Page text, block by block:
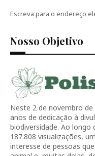
Escreva para o endereço
Nosso Objetivo
Neste 2 de novembro
anos de dedicação à
biodiversidade. Ao longo
187.808 visualizações,
interesse de pessoas